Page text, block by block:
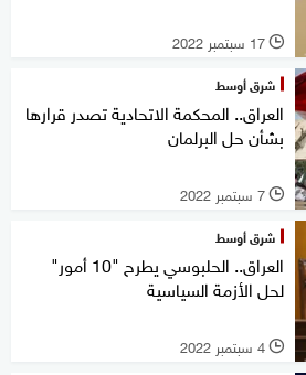
l 17 سبتمبر 2022
شرق أوسط
العراق.. المحكمة الاتحادية تصدر قرارها
بشأن حل البرلمان
l 7 سبتمبر 2022
شرق أوسط
العراق.. الحلبوسي يطرح "10 أمور"
لحل الأزمة السياسية
l 4 سبتمبر 2022